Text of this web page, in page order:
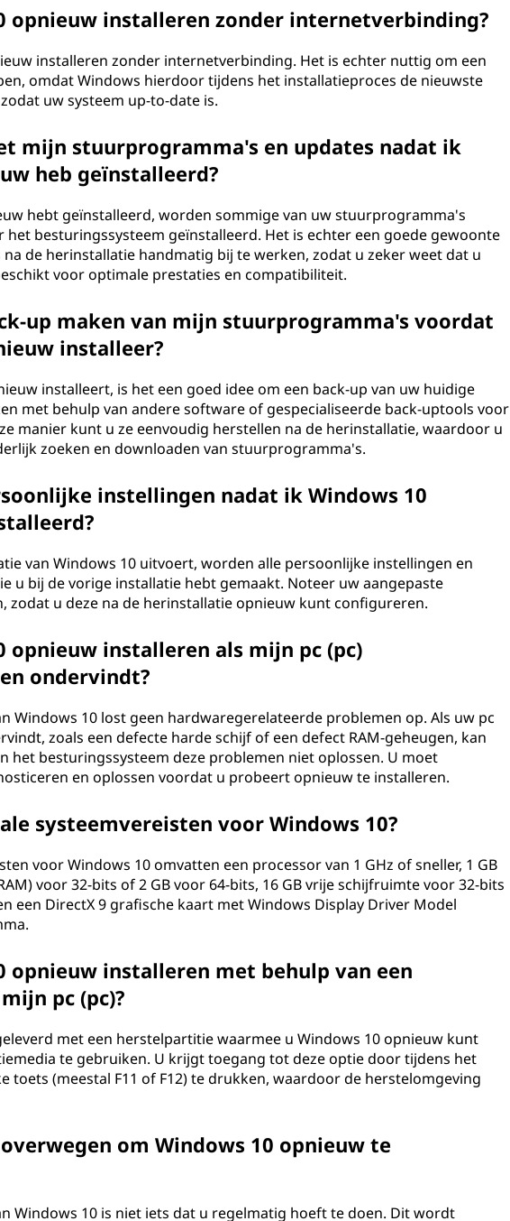
opnieuw installeren zonder internetverbinding?
installeren zonder internetverbinding. Het is echter nuttig om een
omdat Windows hierdoor tijdens het installatieproces de nieuwste
uw systeem up-to-date is.
mijn stuurprogramma's en updates nadat ik
heb geïnstalleerd?
hebt geïnstalleerd, worden sommige van uw stuurprogramma's
besturingssysteem geïnstalleerd. Het is echter een goede gewoonte
de herinstallatie handmatig bij te werken, zodat u zeker weet dat u
voor optimale prestaties en compatibiliteit.
up maken van mijn stuurprogramma's voordat
installeer?
installeert, is het een goed idee om een back-up van uw huidige
met behulp van andere software of gespecialiseerde back-uptools voor
manier kunt u ze eenvoudig herstellen na de herinstallatie, waardoor u
zoeken en downloaden van stuurprogramma's.
instellingen nadat ik Windows 10
van Windows 10 uitvoert, worden alle persoonlijke instellingen en
u bij de vorige installatie hebt gemaakt. Noteer uw aangepaste
zodat u deze na de herinstallatie opnieuw kunt configureren.
opnieuw installeren als mijn pc (pc)
ondervindt?
Windows 10 lost geen hardwaregerelateerde problemen op. Als uw pc
zoals een defecte harde schijf of een defect RAM-geheugen, kan
het besturingssysteem deze problemen niet oplossen. U moet
en oplossen voordat u probeert opnieuw te installeren.
systeemvereisten voor Windows 10?
voor Windows 10 omvatten een processor van 1 GHz of sneller, 1 GB
voor 32-bits of 2 GB voor 64-bits, 16 GB vrije schijfruimte voor 32-bits
een DirectX 9 grafische kaart met Windows Display Driver Model
opnieuw installeren met behulp van een
pc (pc)?
met een herstelpartitie waarmee u Windows 10 opnieuw kunt
te gebruiken. U krijgt toegang tot deze optie door tijdens het
toets (meestal F11 of F12) te drukken, waardoor de herstelomgeving
om Windows 10 opnieuw te
Windows 10 is niet iets dat u regelmatig hoeft te doen. Dit wordt